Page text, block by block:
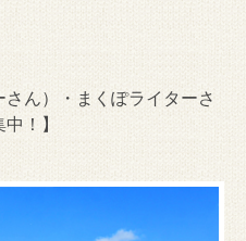
さん）・まくぽライターさ
！】